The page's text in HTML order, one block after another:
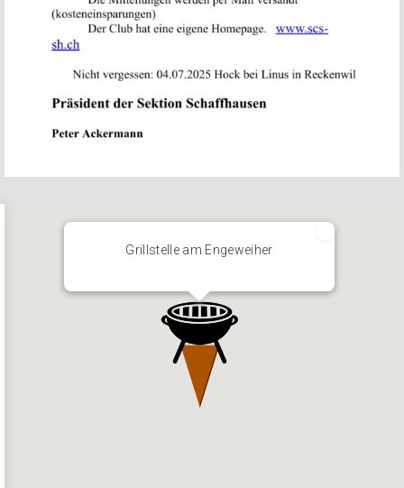
Grillstelle am Engeweiher